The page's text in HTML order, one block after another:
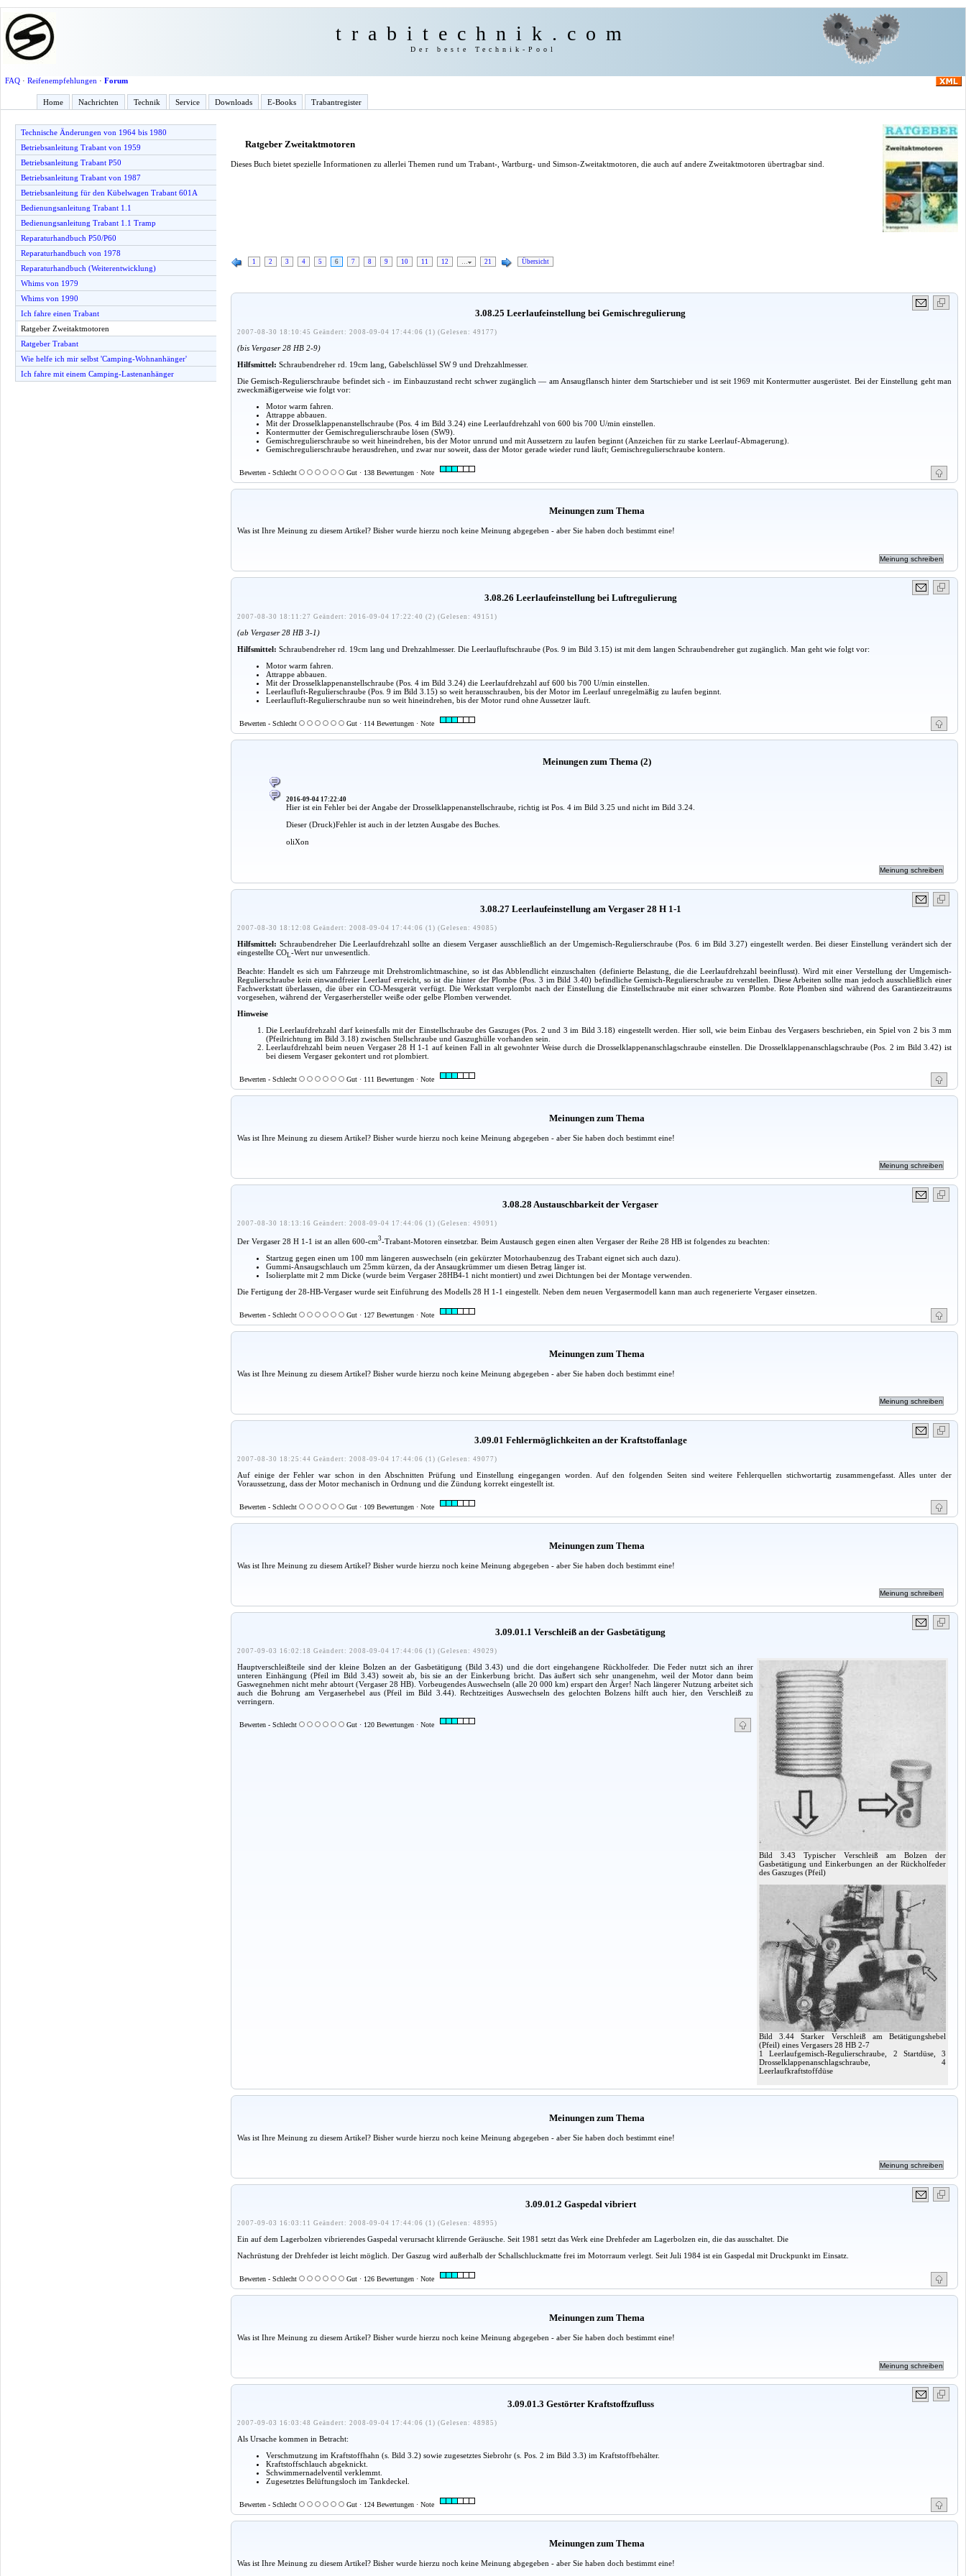
trabitechnik.com
Der beste Technik-Pool
FAQ· Reifenempfehlungen · Forum
Home Nachrichten Technik Service Downloads E-Books Trabantregister
Technische Änderungen von 1964 bis 1980
Betriebsanleitung Trabant von 1959
Betriebsanleitung Trabant P50
Betriebsanleitung Trabant von 1987
Betriebsanleitung für den Kübelwagen Trabant 601A
Bedienungsanleitung Trabant 1.1
Bedienungsanleitung Trabant 1.1 Tramp
Reparaturhandbuch P50/P60
Reparaturhandbuch von 1978
Reparaturhandbuch (Weiterentwicklung)
Whims von 1979
Whims von 1990
Ich fahre einen Trabant
Ratgeber Zweitaktmotoren
Ratgeber Trabant
Wie helfe ich mir selbst 'Camping-Wohnanhänger'
Ich fahre mit einem Camping-Lastenanhänger
Ratgeber Zweitaktmotoren
Dieses Buch bietet spezielle Informationen zu allerlei Themen rund um Trabant-, Wartburg- und Simson-Zweitaktmotoren, die auch auf andere Zweitaktmotoren übertragbar sind.
1 2 3 4 5 6 7 8 9 10 11 12 … 21 Übersicht
3.08.25 Leerlaufeinstellung bei Gemischregulierung
2007-08-30 18:10:45 Geändert: 2008-09-04 17:44:06 (1) (Gelesen: 49177)
(bis Vergaser 28 HB 2-9)
Hilfsmittel: Schraubendreher rd. 19cm lang, Gabelschlüssel SW 9 und Drehzahlmesser.
Die Gemisch-Regulierschraube befindet sich - im Einbauzustand recht schwer zugänglich — am Ansaugflansch hinter dem Startschieber und ist seit 1969 mit Kontermutter ausgerüstet. Bei der Einstellung geht man
zweckmäßigerweise wie folgt vor:
Motor warm fahren.
Attrappe abbauen.
Mit der Drosselklappenanstellschraube (Pos. 4 im Bild 3.24) eine Leerlaufdrehzahl von 600 bis 700 U/min einstellen.
Kontermutter der Gemischregulierschraube lösen (SW9).
Gemischregulierschraube so weit hineindrehen, bis der Motor unrund und mit Aussetzern zu laufen beginnt (Anzeichen für zu starke Leerlauf-Abmagerung).
Gemischregulierschraube herausdrehen, und zwar nur soweit, dass der Motor gerade wieder rund läuft; Gemischregulierschraube kontern.
Bewerten - Schlecht Gut · 138 Bewertungen · Note
Meinungen zum Thema
Was ist Ihre Meinung zu diesem Artikel? Bisher wurde hierzu noch keine Meinung abgegeben - aber Sie haben doch bestimmt eine!
3.08.26 Leerlaufeinstellung bei Luftregulierung
2007-08-30 18:11:27 Geändert: 2016-09-04 17:22:40 (2) (Gelesen: 49151)
(ab Vergaser 28 HB 3-1)
Hilfsmittel: Schraubendreher rd. 19cm lang und Drehzahlmesser. Die Leerlaufluftschraube (Pos. 9 im Bild 3.15) ist mit dem langen Schraubendreher gut zugänglich. Man geht wie folgt vor:
Motor warm fahren.
Attrappe abbauen.
Mit der Drosselklappenanstellschraube (Pos. 4 im Bild 3.24) die Leerlaufdrehzahl auf 600 bis 700 U/min einstellen.
Leerlaufluft-Regulierschraube (Pos. 9 im Bild 3.15) so weit herausschrauben, bis der Motor im Leerlauf unregelmäßig zu laufen beginnt.
Leerlaufluft-Regulierschraube nun so weit hineindrehen, bis der Motor rund ohne Aussetzer läuft.
Bewerten - Schlecht Gut · 114 Bewertungen · Note
Meinungen zum Thema (2)
2016-09-04 17:22:40
Hier ist ein Fehler bei der Angabe der Drosselklappenanstellschraube, richtig ist Pos. 4 im Bild 3.25 und nicht im Bild 3.24.
Dieser (Druck)Fehler ist auch in der letzten Ausgabe des Buches.
oliXon
3.08.27 Leerlaufeinstellung am Vergaser 28 H 1-1
2007-08-30 18:12:08 Geändert: 2008-09-04 17:44:06 (1) (Gelesen: 49085)
Hilfsmittel: Schraubendreher Die Leerlaufdrehzahl sollte an diesem Vergaser ausschließlich an der Umgemisch-Regulierschraube (Pos. 6 im Bild 3.27) eingestellt werden. Bei dieser Einstellung verändert sich der
eingestellte COL-Wert nur unwesentlich.
Beachte: Handelt es sich um Fahrzeuge mit Drehstromlichtmaschine, so ist das Abblendlicht einzuschalten (definierte Belastung, die die Leerlaufdrehzahl beeinflusst). Wird mit einer Verstellung der Umgemisch-
Regulierschraube kein einwandfreier Leerlauf erreicht, so ist die hinter der Plombe (Pos. 3 im Bild 3.40) befindliche Gemisch-Regulierschraube zu verstellen. Diese Arbeiten sollte man jedoch ausschließlich einer
Fachwerkstatt überlassen, die über ein CO-Messgerät verfügt. Die Werkstatt verplombt nach der Einstellung die Einstellschraube mit einer schwarzen Plombe. Rote Plomben sind während des Garantiezeitraums
vorgesehen, während der Vergaserhersteller weiße oder gelbe Plomben verwendet.
Hinweise
Die Leerlaufdrehzahl darf keinesfalls mit der Einstellschraube des Gaszuges (Pos. 2 und 3 im Bild 3.18) eingestellt werden. Hier soll, wie beim Einbau des Vergasers beschrieben, ein Spiel von 2 bis 3 mm
(Pfeilrichtung im Bild 3.18) zwischen Stellschraube und Gaszughülle vorhanden sein.
Leerlaufdrehzahl beim neuen Vergaser 28 H 1-1 auf keinen Fall in alt gewohnter Weise durch die Drosselklappenanschlagschraube einstellen. Die Drosselklappenanschlagschraube (Pos. 2 im Bild 3.42) ist
bei diesem Vergaser gekontert und rot plombiert.
Bewerten - Schlecht Gut · 111 Bewertungen · Note
Meinungen zum Thema
Was ist Ihre Meinung zu diesem Artikel? Bisher wurde hierzu noch keine Meinung abgegeben - aber Sie haben doch bestimmt eine!
3.08.28 Austauschbarkeit der Vergaser
2007-08-30 18:13:16 Geändert: 2008-09-04 17:44:06 (1) (Gelesen: 49091)
Der Vergaser 28 H 1-1 ist an allen 600-cm3-Trabant-Motoren einsetzbar. Beim Austausch gegen einen alten Vergaser der Reihe 28 HB ist folgendes zu beachten:
Startzug gegen einen um 100 mm längeren auswechseln (ein gekürzter Motorhaubenzug des Trabant eignet sich auch dazu).
Gummi-Ansaugschlauch um 25mm kürzen, da der Ansaugkrümmer um diesen Betrag länger ist.
Isolierplatte mit 2 mm Dicke (wurde beim Vergaser 28HB4-1 nicht montiert) und zwei Dichtungen bei der Montage verwenden.
Die Fertigung der 28-HB-Vergaser wurde seit Einführung des Modells 28 H 1-1 eingestellt. Neben dem neuen Vergasermodell kann man auch regenerierte Vergaser einsetzen.
Bewerten - Schlecht Gut · 127 Bewertungen · Note
Meinungen zum Thema
Was ist Ihre Meinung zu diesem Artikel? Bisher wurde hierzu noch keine Meinung abgegeben - aber Sie haben doch bestimmt eine!
3.09.01 Fehlermöglichkeiten an der Kraftstoffanlage
2007-08-30 18:25:44 Geändert: 2008-09-04 17:44:06 (1) (Gelesen: 49077)
Auf einige der Fehler war schon in den Abschnitten Prüfung und Einstellung eingegangen worden. Auf den folgenden Seiten sind weitere Fehlerquellen stichwortartig zusammengefasst. Alles unter der
Voraussetzung, dass der Motor mechanisch in Ordnung und die Zündung korrekt eingestellt ist.
Bewerten - Schlecht Gut · 109 Bewertungen · Note
Meinungen zum Thema
Was ist Ihre Meinung zu diesem Artikel? Bisher wurde hierzu noch keine Meinung abgegeben - aber Sie haben doch bestimmt eine!
3.09.01.1 Verschleiß an der Gasbetätigung
2007-09-03 16:02:18 Geändert: 2008-09-04 17:44:06 (1) (Gelesen: 49029)
Bild 3.43 Typischer Verschleiß am Bolzen der
Gasbetätigung und Einkerbungen an der Rückholfeder
des Gaszuges (Pfeil)
Bild 3.44 Starker Verschleiß am Betätigungshebel
(Pfeil) eines Vergasers 28 HB 2-7
1 Leerlaufgemisch-Regulierschraube, 2 Startdüse, 3
Drosselklappenanschlagschraube, 4
Leerlaufkraftstoffdüse
Hauptverschleißteile sind der kleine Bolzen an der Gasbetätigung (Bild 3.43) und die dort eingehangene Rückholfeder. Die Feder nutzt sich an ihrer
unteren Einhängung (Pfeil im Bild 3.43) soweit ab, bis sie an der Einkerbung bricht. Das äußert sich sehr unangenehm, weil der Motor dann beim
Gaswegnehmen nicht mehr abtourt (Vergaser 28 HB). Vorbeugendes Auswechseln (alle 20 000 km) erspart den Ärger! Nach längerer Nutzung arbeitet sich
auch die Bohrung am Vergaserhebel aus (Pfeil im Bild 3.44). Rechtzeitiges Auswechseln des gelochten Bolzens hilft auch hier, den Verschleiß zu
verringern.
Bewerten - Schlecht Gut · 120 Bewertungen · Note
Meinungen zum Thema
Was ist Ihre Meinung zu diesem Artikel? Bisher wurde hierzu noch keine Meinung abgegeben - aber Sie haben doch bestimmt eine!
3.09.01.2 Gaspedal vibriert
2007-09-03 16:03:11 Geändert: 2008-09-04 17:44:06 (1) (Gelesen: 48995)
Ein auf dem Lagerbolzen vibrierendes Gaspedal verursacht klirrende Geräusche. Seit 1981 setzt das Werk eine Drehfeder am Lagerbolzen ein, die das ausschaltet. Die
Nachrüstung der Drehfeder ist leicht möglich. Der Gaszug wird außerhalb der Schallschluckmatte frei im Motorraum verlegt. Seit Juli 1984 ist ein Gaspedal mit Druckpunkt im Einsatz.
Bewerten - Schlecht Gut · 126 Bewertungen · Note
Meinungen zum Thema
Was ist Ihre Meinung zu diesem Artikel? Bisher wurde hierzu noch keine Meinung abgegeben - aber Sie haben doch bestimmt eine!
3.09.01.3 Gestörter Kraftstoffzufluss
2007-09-03 16:03:48 Geändert: 2008-09-04 17:44:06 (1) (Gelesen: 48985)
Als Ursache kommen in Betracht:
Verschmutzung im Kraftstoffhahn (s. Bild 3.2) sowie zugesetztes Siebrohr (s. Pos. 2 im Bild 3.3) im Kraftstoffbehälter.
Kraftstoffschlauch abgeknickt.
Schwimmernadelventil verklemmt.
Zugesetztes Belüftungsloch im Tankdeckel.
Bewerten - Schlecht Gut · 124 Bewertungen · Note
Meinungen zum Thema
Was ist Ihre Meinung zu diesem Artikel? Bisher wurde hierzu noch keine Meinung abgegeben - aber Sie haben doch bestimmt eine!